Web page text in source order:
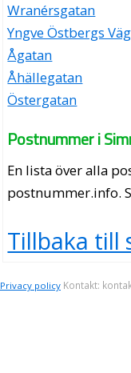
Wranérsgatan
Yngve Östbergs Väg
Ågatan
Åhällegatan
Östergatan
Postnummer i
En lista över alla
postnummer.info.
Tillbaka till
Privacy policy Kontakt: